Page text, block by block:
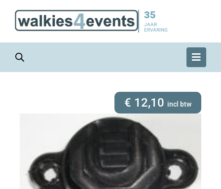
35
JAAR
ERVARING
€ 12,10 incl btw